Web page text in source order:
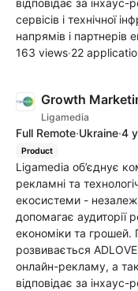
сервісів і технічної
напрямів і партнерів
163 views·22
Growth
Ligamedia
Full Remote·Ukraine·4
Product
Ligamedia об’єднує
рекламні та
екосистеми -
допомагає аудиторії
економіки та
розвивається
онлайн-рекламу, а
відповідає за